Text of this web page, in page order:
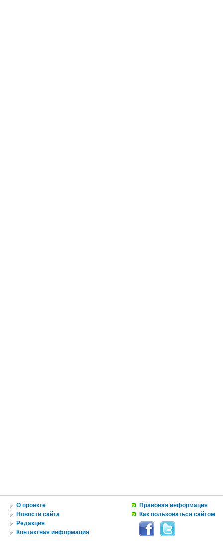
О проекте
Новости сайта
Редакция
Контактная информация
Правовая информация
Как пользоваться сайтом